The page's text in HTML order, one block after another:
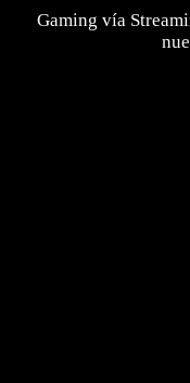
Gaming vía